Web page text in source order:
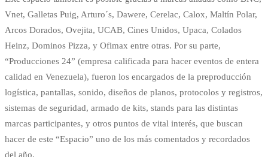
Vnet, Galletas Puig, Arturo´s, Dawere, Cerelac, Calox, Maltín Polar,
Arcos Dorados, Ovejita, UCAB, Cines Unidos, Upaca, Colados
Heinz, Dominos Pizza, y Ofimax entre otras. Por su parte,
“Producciones 24” (empresa calificada para hacer eventos de entera
calidad en Venezuela), fueron los encargados de la preproducción
logística, pantallas, sonido, diseños de planos, protocolos y registros,
sistemas de seguridad, armado de kits, stands para las distintas
marcas participantes, y otros puntos de vital interés, que buscan
hacer de este “Espacio” uno de los más comentados y recordados
del año.